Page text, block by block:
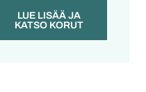
LUE LISÄÄ JA
KATSO KORUT